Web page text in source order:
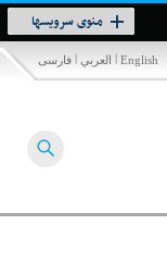
منوی سرویسها
Toggle
navigation
فارسی | العربي | English